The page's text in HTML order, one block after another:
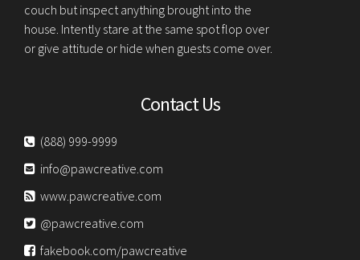
couch but inspect anything brought into the
house. Intently stare at the same spot flop over
or give attitude or hide when guests come over.
Contact Us
(888) 999-9999
info@pawcreative.com
www.pawcreative.com
@pawcreative.com
fakebook.com/pawcreative